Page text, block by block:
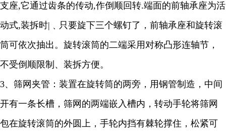
支座,它通过齿条的传动,作倒顺回转.端面的前轴承座为活
动式,装拆时|﹑只要旋下三个螺钉了，前轴承座和旋转滚
筒可依次抽出。旋转滚筒的二端采用对称凸形连轴节，
不受倒顺限制、装拆方便。
3、筛网夹管：装置在旋转筒的两旁，用钢管制造，中间
开有一条长槽，筛网的两端嵌入槽内，转动手轮将筛网
包在旋转滚筒的外圆上，手轮内挡有棘轮撑住，松紧可